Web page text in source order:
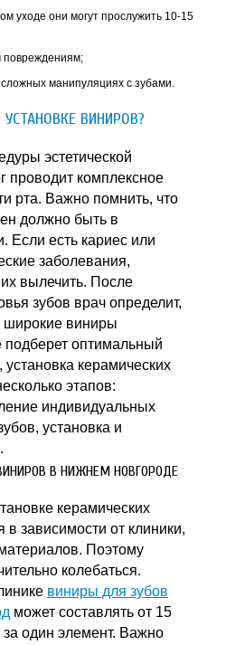
уходе они могут прослужить 10-15
повреждениям;
манипуляциях с зубами.
ВИНИРОВ?
эстетической
проводит комплексное
рта. Важно помнить, что
должно быть в
Если есть кариес или
заболевания,
вылечить. После
зубов врач определит,
широкие виниры
подберет оптимальный
установка керамических
этапов:
индивидуальных
установка и
В НИЖНЕМ НОВГОРОДЕ
керамических
зависимости от клиники,
Поэтому
колебаться.
виниры для зубов
может составлять от 15
один элемент. Важно